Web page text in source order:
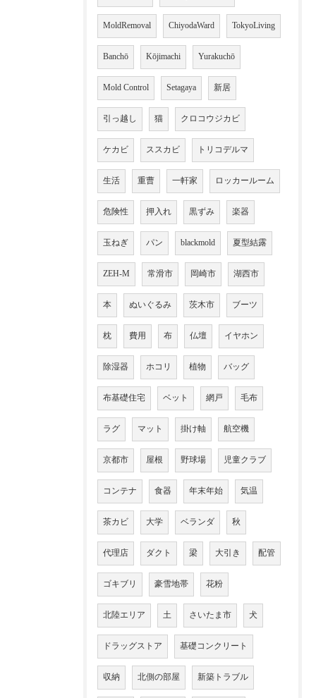
MoldRemoval ChiyodaWard TokyoLiving
Banchō Kōjimachi Yurakuchō
Mold Control Setagaya 新居
引っ越し 猫 クロコウジカビ
ケカビ ススカビ トリコデルマ
生活 重曹 一軒家 ロッカールーム
危険性 押入れ 黒ずみ 楽器
玉ねぎ パン blackmold 夏型結露
ZEH-M 常滑市 岡崎市 湖西市
本 ぬいぐるみ 茨木市 ブーツ
枕 費用 布 仏壇 イヤホン
除湿器 ホコリ 植物 バッグ
布基礎住宅 ベット 網戸 毛布
ラグ マット 掛け軸 航空機
京都市 屋根 野球場 児童クラブ
コンテナ 食器 年末年始 気温
茶カビ 大学 ベランダ 秋
代理店 ダクト 梁 大引き 配管
ゴキブリ 豪雪地帯 花粉
北陸エリア 土 さいたま市 犬
ドラッグストア 基礎コンクリート
収納 北側の部屋 新築トラブル